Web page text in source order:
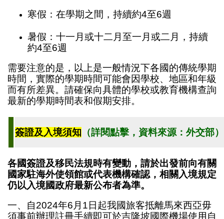
寒假：在學期之間，持續約4至6週
暑假：十一月或十二月至一月或二月，持續
約4至6週
需要注意的是，以上是一般情況下各國的傳統學期
時間，實際的學期時間可能會因學校、地區和年級
而有所差異。請確保向具體的學校或教育機構查詢
最新的學期時間表和假期安排。
簽證及入境須知 （詳閱點擊，資料來源：外交部）
各國簽證及移民法規時有變動，請於出發前向有關
國家駐海外使領館或代表機構確認，相關入境規定
仍以入境國政府最新公布者為準。
一、自2024年6月1日起我國旅客抵離馬來西亞毋
須事前辦理註冊手續即可於吉隆坡國際機場使用自